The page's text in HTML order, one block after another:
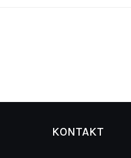
KONTAKT